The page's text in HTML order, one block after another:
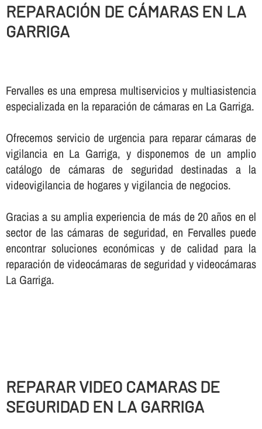
REPARACIÓN DE CÁMARAS EN LA
GARRIGA
Fervalles es una empresa multiservicios y multiasistencia
especializada en la reparación de cámaras en La Garriga.
Ofrecemos servicio de urgencia para reparar cámaras de
vigilancia en La Garriga, y disponemos de un amplio
catálogo de cámaras de seguridad destinadas a la
videovigilancia de hogares y vigilancia de negocios.
Gracias a su amplia experiencia de más de 20 años en el
sector de las cámaras de seguridad, en Fervalles puede
encontrar soluciones económicas y de calidad para la
reparación de videocámaras de seguridad y videocámaras
La Garriga.
REPARAR VIDEO CAMARAS DE
SEGURIDAD EN LA GARRIGA